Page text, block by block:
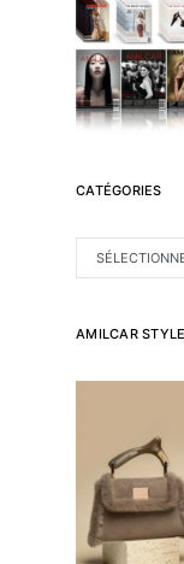
CATÉGORIES
CATÉGORIES
AMILCAR